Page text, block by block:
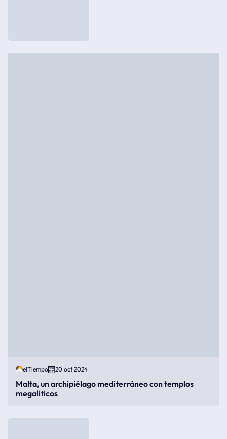
elTiempo 20 oct 2024
Malta, un archipiélago mediterráneo con templos
megalíticos